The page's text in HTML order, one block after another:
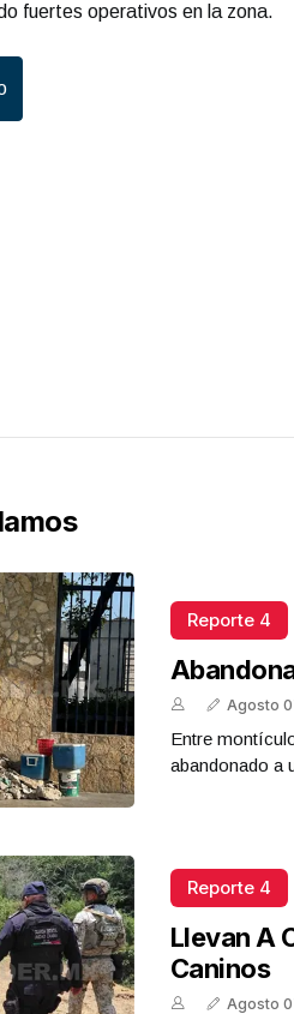
fuertes operativos en la zona.
Reporte 4
Agosto
Entre
abandonado a
Reporte 4
Llevan A
Caninos
Agosto